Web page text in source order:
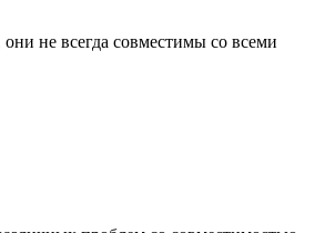
не всегда совместимы со всеми